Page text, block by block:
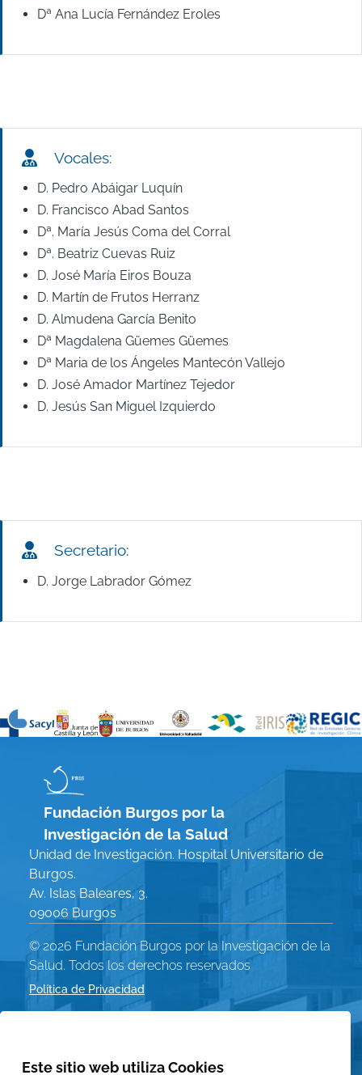
Dª Ana Lucía Fernández Eroles
Vocales:
D. Pedro Abáigar Luquín
D. Francisco Abad Santos
Dª. María Jesús Coma del Corral
Dª. Beatriz Cuevas Ruiz
D. José María Eiros Bouza
D. Martín de Frutos Herranz
D. Almudena García Benito
Dª Magdalena Güemes Güemes
Dª Maria de los Ángeles Mantecón Vallejo
D. José Amador Martínez Tejedor
D. Jesús San Miguel Izquierdo
Secretario:
D. Jorge Labrador Gómez
Fundación Burgos por la
Investigación de la Salud
Unidad de Investigación. Hospital Universitario de
Burgos.
Av. Islas Baleares, 3.
09006 Burgos
© 2026 Fundación Burgos por la Investigación de la
Salud. Todos los derechos reservados
Menú
Legal
Política de Privacidad
Este sitio web utiliza Cookies